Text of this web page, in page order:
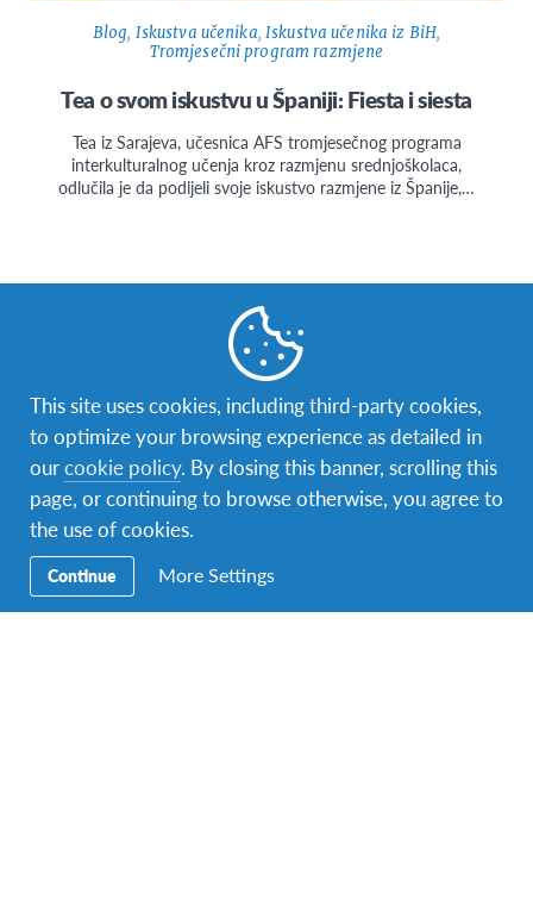
Blog, Iskustva učenika, Iskustva učenika iz BiH,
Tromjesečni program razmjene
Tea o svom iskustvu u Španiji: Fiesta i siesta
Tea iz Sarajeva, učesnica AFS tromjesečnog programa
interkulturalnog učenja kroz razmjenu srednjoškolaca,
odlučila je da podijeli svoje iskustvo razmjene iz Španije,…
FacebookInstagram
Sekundarna
navigacija
Postani AFSer
Ugostite AFS učenika
Volontiraj
Edukacija
This site uses cookies, including third-party cookies,
to optimize your browsing experience as detailed in
ourcookie policy. By closing this banner, scrolling this
page, or continuing to browse otherwise, you agree to
the use of cookies.
Continue More Settings